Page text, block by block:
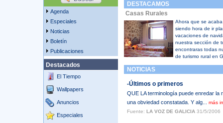
Agenda
Especiales
Noticias
Boletín
Publicaciones
Destacados
El Tiempo
Wallpapers
Anuncios
Especiales
DESTACAMOS
Casas Rurales
Ahora que se
siendo hora de ir
vacaciones de
nuestra sección de
encontraras todas
de turismo rural en
NOTICIAS
-Últimos o primeros
QUE LA terminología puede enredar la
una obviedad constatada. Y alg... más
Fuente: LA VOZ DE GALICIA31/5/2006